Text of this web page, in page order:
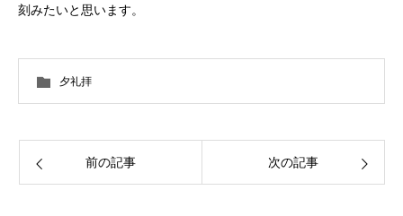
刻みたいと思います。
夕礼拝
前の記事 次の記事